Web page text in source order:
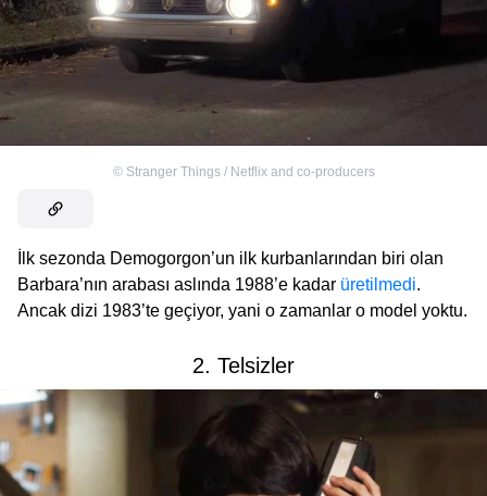
© Stranger Things / Netflix and co-producers
İlk sezonda Demogorgon’un ilk kurbanlarından biri olan
Barbara’nın arabası aslında 1988’e kadar üretilmedi.
Ancak dizi 1983’te geçiyor, yani o zamanlar o model yoktu.
2. Telsizler